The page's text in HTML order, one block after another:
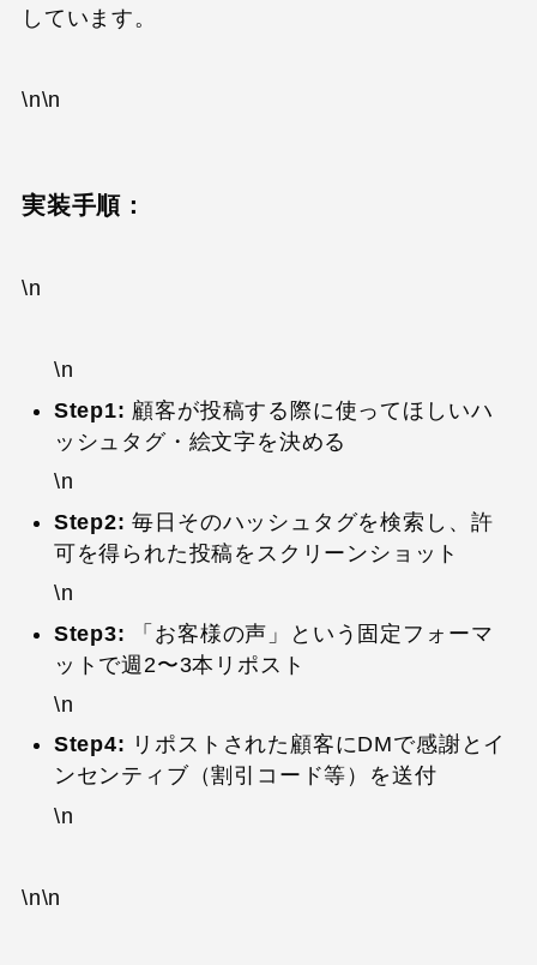
しています。
\n\n
実装手順：
\n
\n
Step1: 顧客が投稿する際に使ってほしいハ
ッシュタグ・絵文字を決める
\n
Step2: 毎日そのハッシュタグを検索し、許
可を得られた投稿をスクリーンショット
\n
Step3: 「お客様の声」という固定フォーマ
ットで週2〜3本リポスト
\n
Step4: リポストされた顧客にDMで感謝とイ
ンセンティブ（割引コード等）を送付
\n
\n\n